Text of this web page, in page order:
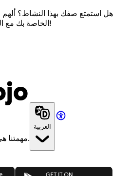
هل استمتع صفك بهذا النشاط؟ ألهم
مشاركة لحظة Dojo الخاصة بك مع العالم!
مهمتنا هي منح كل طفل تعليمًا يحبه.
العربية
Google Play